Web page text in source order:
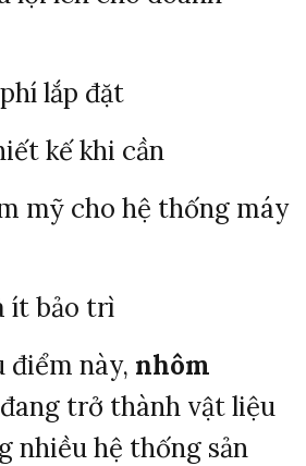
lắp đặt
kế khi cần
mỹ cho hệ thống máy
ít bảo trì
điểm này, nhôm
đang trở thành vật liệu
nhiều hệ thống sản